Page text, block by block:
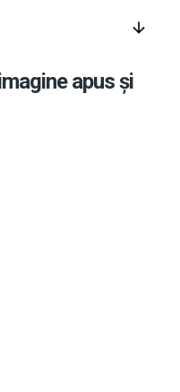
arrow_downward
apus și